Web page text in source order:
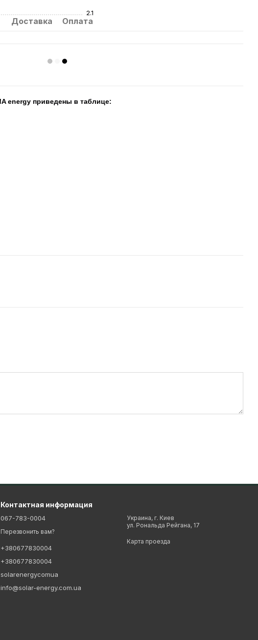
2.1
Доставка Оплата
energy приведены в таблице:
нагрузки до 2400Па и снег до 5400;
град и т.п.);
Контактная информация
067-783-0004
Перезвонить вам?
+380677830004
+380677830004
solarenergycomua
info@solar-energy.com.ua
Украина, г. Киев
ул. Рональда Рейгана, 17
Карта проезда